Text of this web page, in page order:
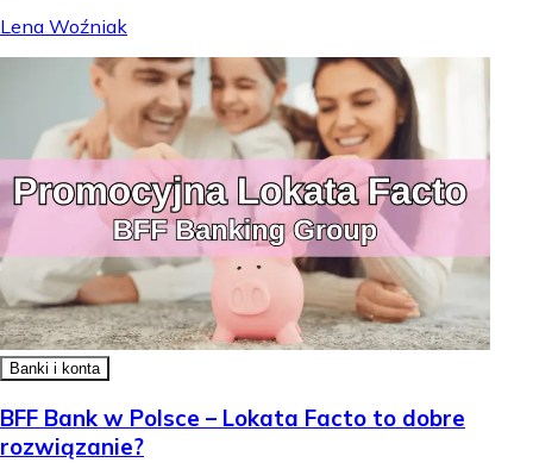
Lena Woźniak
Banki i konta
BFF Bank w Polsce – Lokata Facto to dobre
rozwiązanie?